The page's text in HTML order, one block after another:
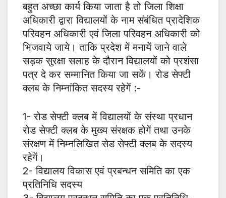
बहुत अच्छा कार्य किया जाता है तो जिला शिक्षा
अधिकारी द्वारा विद्यालयों के नाम संबंधित प्रादेशिक
परिवहन अधिकारी एवं जिला परिवहन अधिकारी को
भिजवाये जाये। ताकि प्रदेश में मनायें जाने वाले
सड़क सुरक्षा सलाह के दौरान विद्यालयों को प्रशंसा
पत्र दे कर सम्मानित किया जा सकें। रोड सेफ्टी
क्लब के निम्नांकित सदस्य रहेगें :-
1- रोड सेफ्टी क्लब में विद्यालयों के संस्था प्रधान
रोड सेफ्टी क्लब के मुख्य संरक्षक होगें तथा उनके
संरक्षण में निम्नलिखित सेड सेफ्टी क्लब के सदस्य
रहेगें।
2- विद्यालय विकास एवं प्रबन्धन समिति का एक
प्रतिनिधि सदस्य